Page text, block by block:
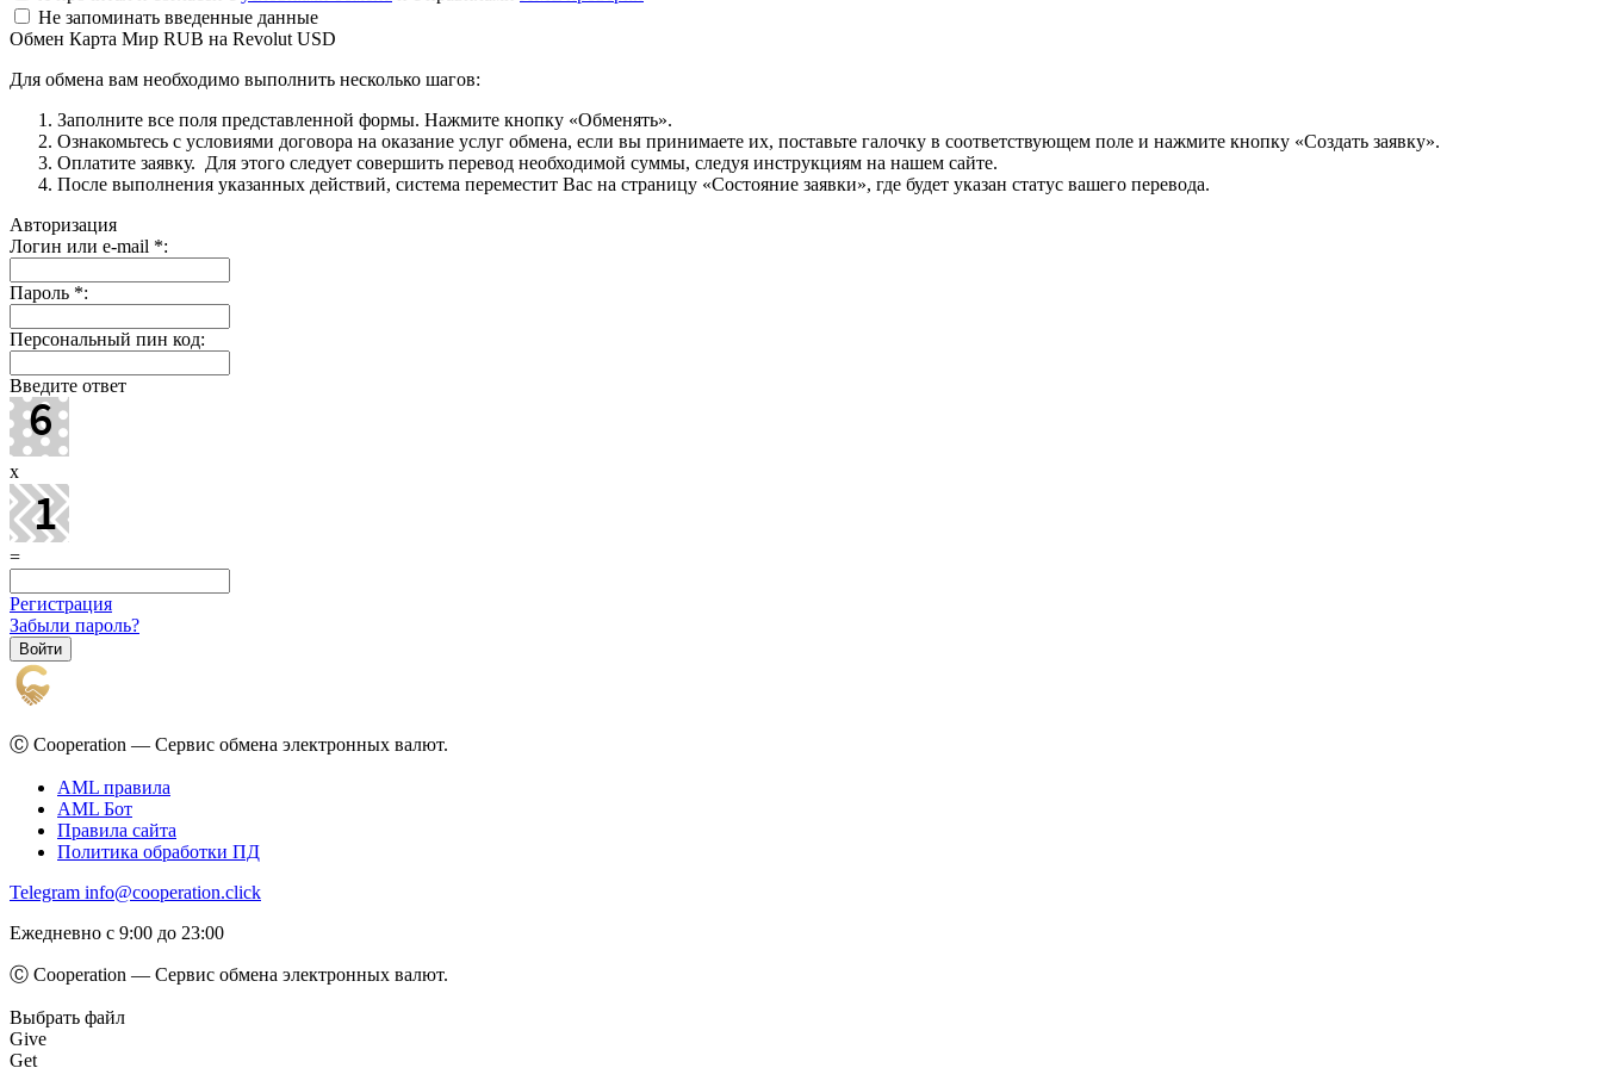
Не запоминать введенные данные
Обмен Карта Мир RUB на Revolut USD
Для обмена вам необходимо выполнить несколько шагов:
Заполните все поля представленной формы. Нажмите кнопку «Обменять».
Ознакомьтесь с условиями договора на оказание услуг обмена, если вы принимаете их, поставьте галочку в соответствующем поле и нажмите кнопку «Создать заявку».
Оплатите заявку. Для этого следует совершить перевод необходимой суммы, следуя инструкциям на нашем сайте.
После выполнения указанных действий, система переместит Вас на страницу «Состояние заявки», где будет указан статус вашего перевода.
Авторизация
Логин или e-mail *:
Пароль *:
Персональный пин код:
Введите ответ
x
=
Регистрация
Забыли пароль?
Ⓒ Cooperation — Сервис обмена электронных валют.
AML правила
AML Бот
Правила сайта
Политика обработки ПД
Telegram info@cooperation.click
Ежедневно с 9:00 до 23:00
Ⓒ Cooperation — Сервис обмена электронных валют.
Выбрать файл
Give
Get